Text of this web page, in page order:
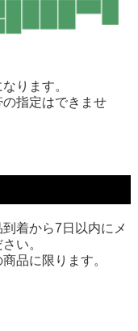
ります。
指定はできませ
着から7日以内にメ
い。
品に限ります。